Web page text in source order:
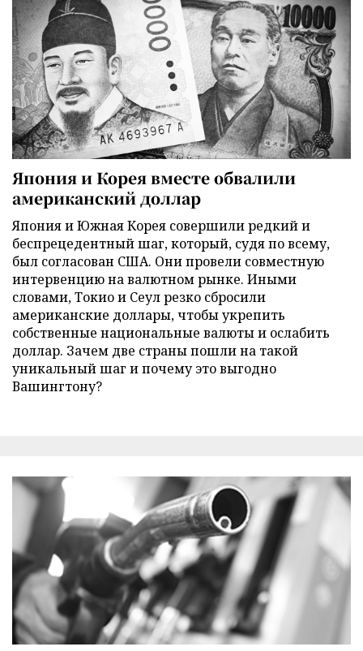
Япония и Корея вместе обвалили
американский доллар
Япония и Южная Корея совершили редкий и
беспрецедентный шаг, который, судя по всему,
был согласован США. Они провели совместную
интервенцию на валютном рынке. Иными
словами, Токио и Сеул резко сбросили
американские доллары, чтобы укрепить
собственные национальные валюты и ослабить
доллар. Зачем две страны пошли на такой
уникальный шаг и почему это выгодно
Вашингтону?